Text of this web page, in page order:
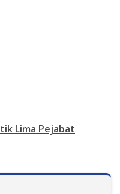
Lima Pejabat